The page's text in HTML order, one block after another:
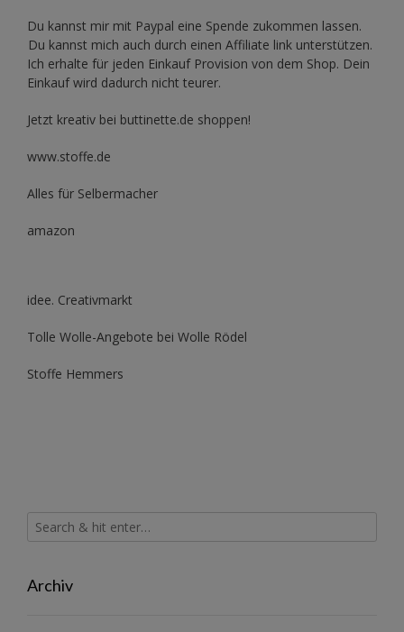
Du kannst mir mit Paypal eine Spende zukommen lassen.
Du kannst mich auch durch einen Affiliate link unterstützen.
Ich erhalte für jeden Einkauf Provision von dem Shop. Dein
Einkauf wird dadurch nicht teurer.
Jetzt kreativ bei buttinette.de shoppen!
www.stoffe.de
Alles für Selbermacher
amazon
idee. Creativmarkt
Tolle Wolle-Angebote bei Wolle Rödel
Stoffe Hemmers
Archiv